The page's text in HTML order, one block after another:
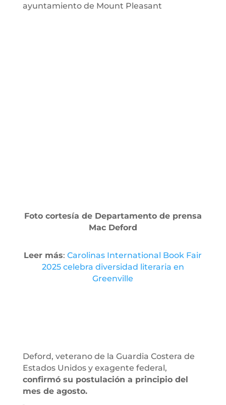
ayuntamiento de Mount Pleasant
Foto cortesía de Departamento de prensa
Mac Deford
Leer más:Carolinas International Book Fair
2025 celebra diversidad literaria en
Greenville
Deford, veterano de la Guardia Costera de
Estados Unidos y exagente federal,
confirmó su postulación a principio del
mes de agosto.